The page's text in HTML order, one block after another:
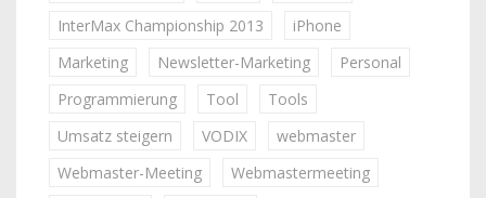
InterMax Championship 2013
iPhone
Marketing
Newsletter-Marketing
Personal
Programmierung
Tool
Tools
Umsatz steigern
VODIX
webmaster
Webmaster-Meeting
Webmastermeeting